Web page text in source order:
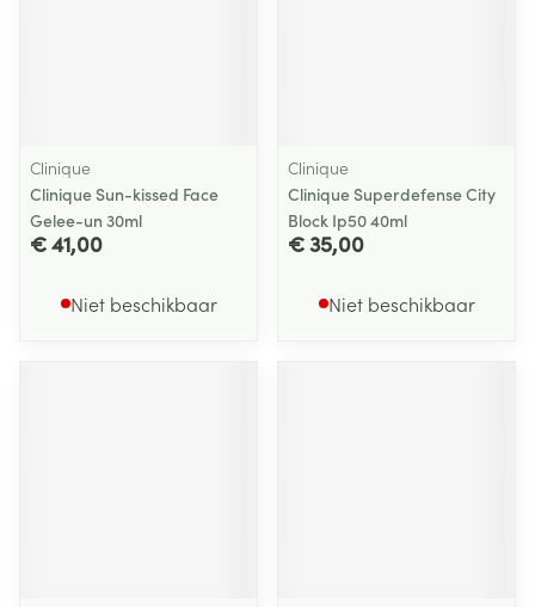
Clinique
Clinique Sun-kissed Face
Gelee-un 30ml
€ 41,00
Niet beschikbaar
Clinique
Clinique Superdefense City
Block Ip50 40ml
€ 35,00
Niet beschikbaar